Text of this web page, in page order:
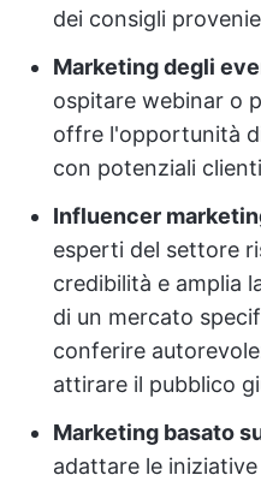
dei consigli
Marketing degli
ospitare webinar o
offre l'opportunità
con potenziali
Influencer
esperti del settore
credibilità e amplia
di un mercato
conferire
attirare il pubblico
Marketing basato
adattare le